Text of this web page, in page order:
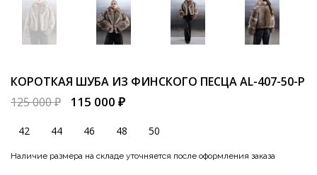
КОРОТКАЯ ШУБА ИЗ ФИНСКОГО ПЕСЦАAL-407-50-P
125 000 ₽
115 000 ₽
42 44 46 48 50
Наличие размера на складе уточняется после оформления заказа